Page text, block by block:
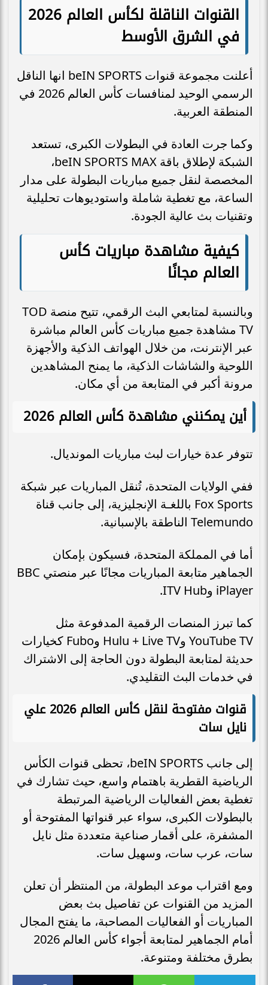
القنوات الناقلة لكأس العالم 2026
في الشرق الأوسط
أعلنت مجموعة قنوات beIN SPORTS انها الناقل
الرسمي الوحيد لمنافسات كأس العالم 2026 في
المنطقة العربية.
وكما جرت العادة في البطولات الكبرى، تستعد
الشبكة لإطلاق باقة beIN SPORTS MAX،
المخصصة لنقل جميع مباريات البطولة على مدار
الساعة، مع تغطية شاملة واستوديوهات تحليلية
وتقنيات بث عالية الجودة.
كيفية مشاهدة مباريات كأس
العالم مجانًا
وبالنسبة لمتابعي البث الرقمي، تتيح منصة TOD
TV مشاهدة جميع مباريات كأس العالم مباشرة
عبر الإنترنت، من خلال الهواتف الذكية والأجهزة
اللوحية والشاشات الذكية، ما يمنح المشاهدين
مرونة أكبر في المتابعة من أي مكان.
أين يمكنني مشاهدة كأس العالم 2026
تتوفر عدة خيارات لبث مباريات المونديال.
ففي الولايات المتحدة، تُنقل المباريات عبر شبكة
Fox Sports باللغـة الإنجليزية، إلى جانب قناة
Telemundo الناطقة بالإسبانية.
أما في المملكة المتحدة، فسيكون بإمكان
الجماهير متابعة المباريات مجانًا عبر منصتي BBC
iPlayer وITV Hub.
كما تبرز المنصات الرقمية المدفوعة مثل
YouTube TV وHulu + Live TV وFubo كخيارات
حديثة لمتابعة البطولة دون الحاجة إلى الاشتراك
في خدمات البث التقليدي.
قنوات مفتوحة لنقل كأس العالم 2026 علي
نايل سات
إلى جانب beIN SPORTS، تحظى قنوات الكأس
الرياضية القطرية باهتمام واسع، حيث تشارك في
تغطية بعض الفعاليات الرياضية المرتبطة
بالبطولات الكبرى، سواء عبر قنواتها المفتوحة أو
المشفرة، على أقمار صناعية متعددة مثل نايل
سات، عرب سات، وسهيل سات.
ومع اقتراب موعد البطولة، من المنتظر أن تعلن
المزيد من القنوات عن تفاصيل بث بعض
المباريات أو الفعاليات المصاحبة، ما يفتح المجال
أمام الجماهير لمتابعة أجواء كأس العالم 2026
بطرق مختلفة ومتنوعة.